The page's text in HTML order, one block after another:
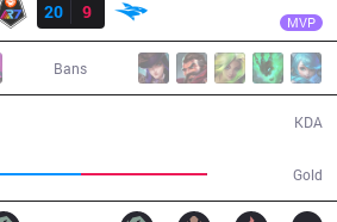
20
9 MVP
Bans
Gold
KDA